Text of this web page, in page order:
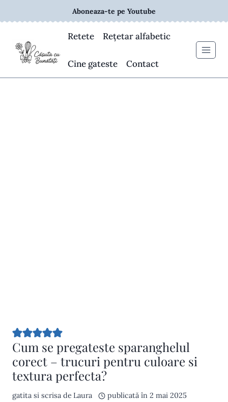
to
Aboneaza-te pe Youtube
Retete Rețetar alfabetic
Cine gateste Contact
Cum se pregateste sparanghelul
corect – trucuri pentru culoare si
textura perfecta?
gatita si scrisa de Laura publicată în 2 mai 2025